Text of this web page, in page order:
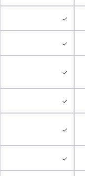
✓
✓
✓
✓
✓
✓